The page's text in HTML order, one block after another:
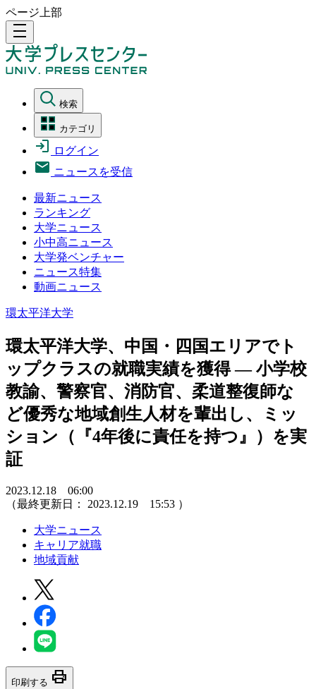
ページ上部
density_medium
検索
カテゴリ
ログイン
ニュースを受信
最新ニュース
ランキング
大学ニュース
小中高ニュース
大学発ベンチャー
ニュース特集
動画ニュース
環太平洋大学
環太平洋大学、中国・四国エリアでト
ップクラスの就職実績を獲得 ― 小学校
教諭、警察官、消防官、柔道整復師な
ど優秀な地域創生人材を輩出し、ミッ
ション（『4年後に責任を持つ』）を実
証
2023.12.18 06:00
（最終更新日： 2023.12.19 15:53 ）
大学ニュース
キャリア就職
地域貢献
印刷する print